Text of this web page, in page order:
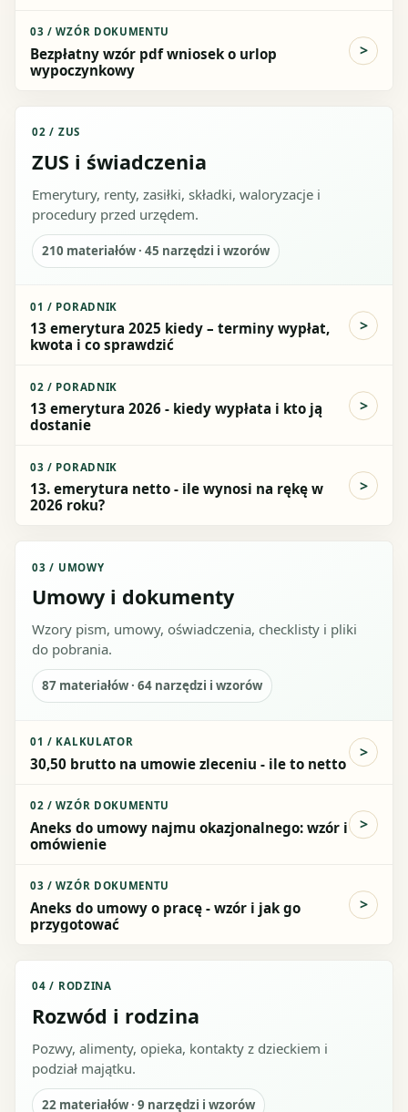
03 /WZÓR DOKUMENTU
Bezpłatny wzór pdf wniosek o urlop
wypoczynkowy
02 / ZUS
ZUS i świadczenia
Emerytury, renty, zasiłki, składki, waloryzacje i
procedury przed urzędem.
210 materiałów ·45 narzędzi i wzorów
01 / PORADNIK
13 emerytura 2025 kiedy – terminy wypłat,
kwota i co sprawdzić
02 / PORADNIK
13 emerytura 2026 - kiedy wypłata i kto ją
dostanie
03 / PORADNIK
13. emerytura netto - ile wynosi na rękę w
2026 roku?
03 / UMOWY
Umowy i dokumenty
Wzory pism, umowy, oświadczenia, checklisty i pliki
do pobrania.
87 materiałów ·64 narzędzi i wzorów
01 / KALKULATOR
30,50 brutto na umowie zleceniu - ile to netto
02 /WZÓR DOKUMENTU
Aneks do umowy najmu okazjonalnego: wzór i
omówienie
03 /WZÓR DOKUMENTU
Aneks do umowy o pracę - wzór i jak go
przygotować
04 / RODZINA
Rozwód i rodzina
Pozwy, alimenty, opieka, kontakty z dzieckiem i
podział majątku.
22 materiałów ·9 narzędzi i wzorów